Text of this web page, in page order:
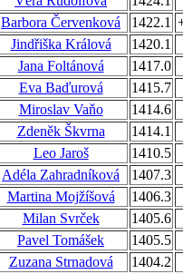
Barbora Červenková 1422.1
Jindřiška Králová
1420.1
Jana Foltánová
1417.0
Eva Baďurová
1415.7
Miroslav Vaňo
1414.6
Zdeněk Škvrna
1414.1
Leo Jaroš
1410.5
Adéla Zahradníková
1407.3
Martina Mojžíšová
1406.3
Milan Svrček
1405.6
Pavel Tomášek
1405.5
Zuzana Strnadová
1404.2